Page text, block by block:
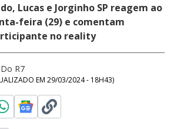
Lucas e Jorginho SP reagem ao
feira (29) e comentam
no reality
Do R7
EM 29/03/2024 - 18H43)